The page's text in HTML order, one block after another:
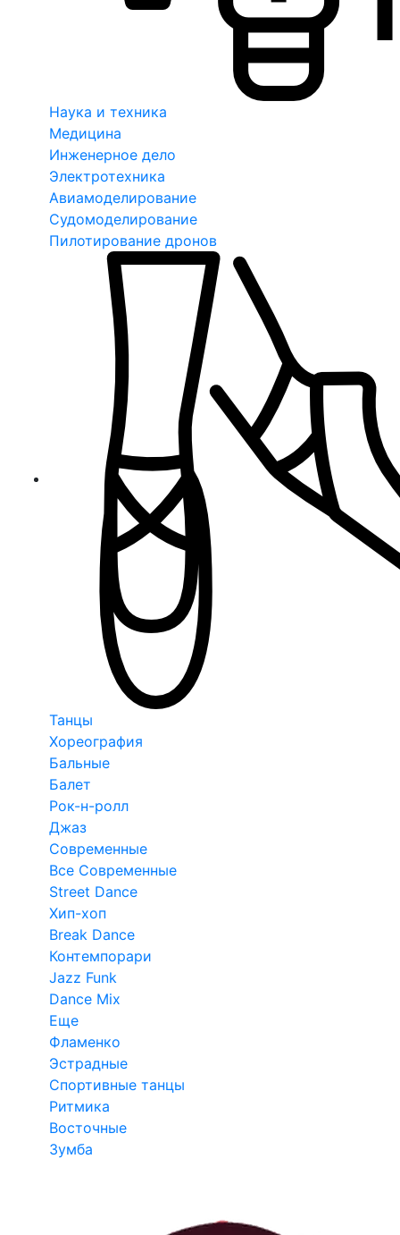
Наука и техника
Медицина
Инженерное дело
Электротехника
Авиамоделирование
Судомоделирование
Пилотирование дронов
Танцы
Хореография
Бальные
Балет
Рок-н-ролл
Джаз
Современные
Все Современные
Street Dance
Хип-хоп
Break Dance
Контемпорари
Jazz Funk
Dance Mix
Еще
Фламенко
Эстрадные
Спортивные танцы
Ритмика
Восточные
Зумба